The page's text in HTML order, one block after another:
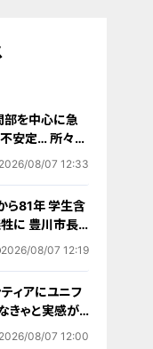
部を中心に急
安定… 所々で
岐阜･三重の天
2026/08/07 12:33
ら81年 学生含
に 豊川市長
力を尽くす｣ 平
2026/08/07 12:19
ィアにユニフ
きゃと実感が
の愛知県体育
2026/08/07 12:00